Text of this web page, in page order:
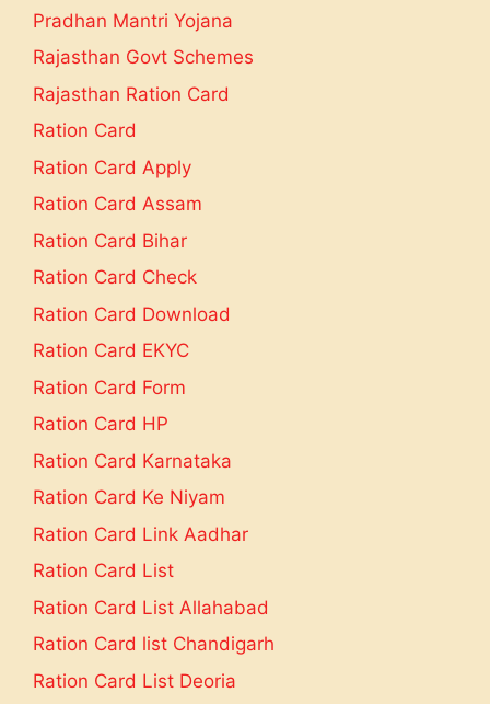
Pradhan Mantri Yojana
Rajasthan Govt Schemes
Rajasthan Ration Card
Ration Card
Ration Card Apply
Ration Card Assam
Ration Card Bihar
Ration Card Check
Ration Card Download
Ration Card EKYC
Ration Card Form
Ration Card HP
Ration Card Karnataka
Ration Card Ke Niyam
Ration Card Link Aadhar
Ration Card List
Ration Card List Allahabad
Ration Card list Chandigarh
Ration Card List Deoria